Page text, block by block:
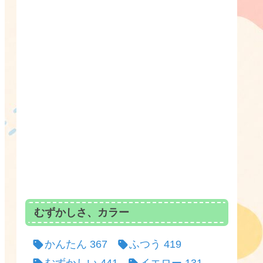
むずかしさ、カラー
かんたん 367 ふつう 419